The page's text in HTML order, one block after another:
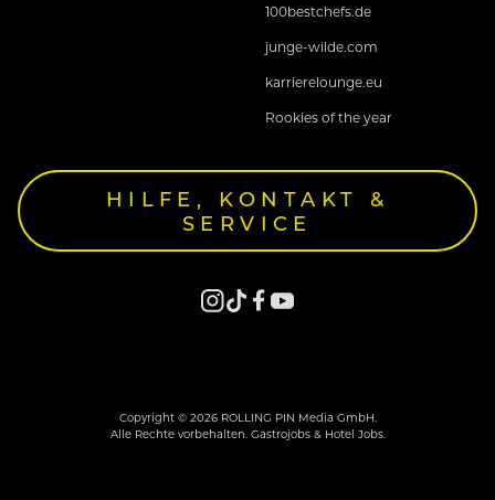
100bestchefs.de
junge-wilde.com
karrierelounge.eu
Rookies of the year
HILFE, KONTAKT &
SERVICE
Copyright © 2026 ROLLING PIN Media GmbH.
Alle Rechte vorbehalten. Gastrojobs & Hotel Jobs.